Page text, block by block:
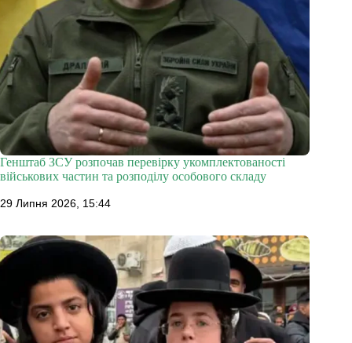
Генштаб ЗСУ розпочав перевірку укомплектованості
військових частин та розподілу особового складу
29 Липня 2026, 15:44